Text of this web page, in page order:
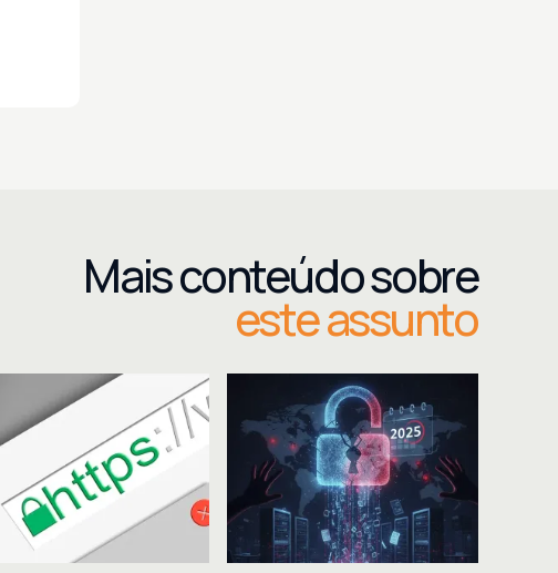
Mais conteúdo sobre
este assunto